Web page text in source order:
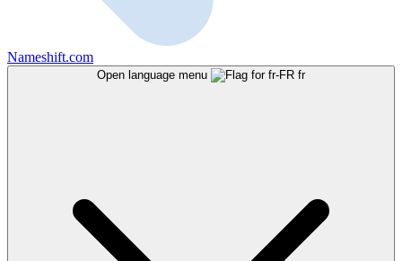
Nameshift.com
Open language menu fr